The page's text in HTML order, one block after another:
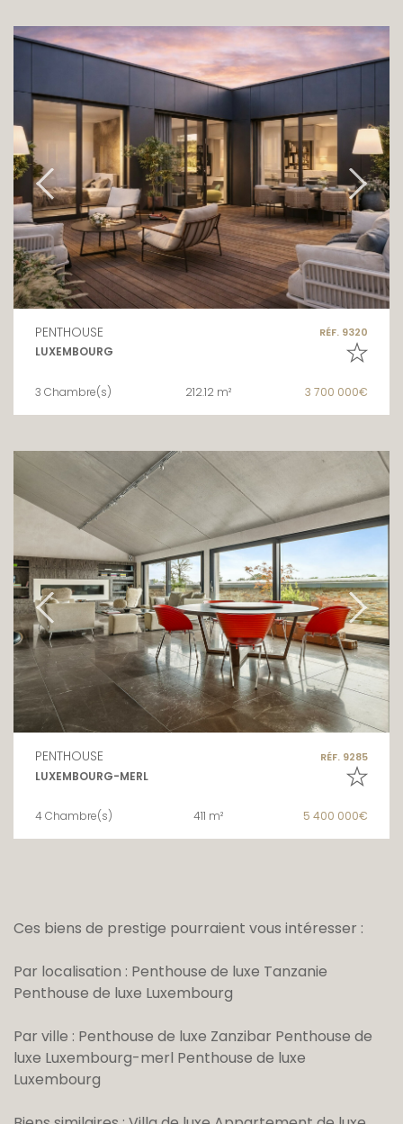
PENTHOUSE RÉF. 9320
LUXEMBOURG
3 Chambre(s) 212.12 m² 3 700 000€
PENTHOUSE RÉF. 9285
LUXEMBOURG-MERL
4 Chambre(s) 411 m² 5 400 000€
Ces biens de prestige pourraient vous intéresser :
Par localisation : Penthouse de luxe Tanzanie
Penthouse de luxe Luxembourg
Par ville : Penthouse de luxe Zanzibar Penthouse de
luxe Luxembourg-merl Penthouse de luxe
Luxembourg